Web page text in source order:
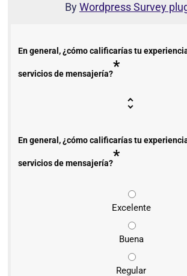
ByWordpress Survey
En general, ¿cómo calificarías tu
servicios de mensajería?*
En general, ¿cómo calificarías tu
servicios de mensajería?*
Excelente
Buena
Regular